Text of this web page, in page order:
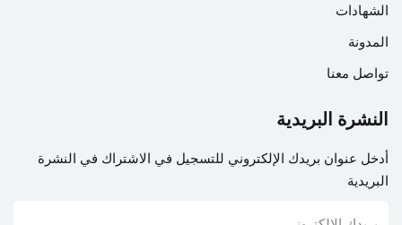
الشهادات
المدونة
تواصل معنا
النشرة البريدية
أدخل عنوان بريدك الإلكتروني للتسجيل في الاشتراك في النشرة
البريدية